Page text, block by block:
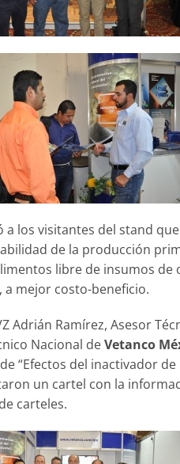
los visitantes del stand
de la producción
libre de insumos
mejor costo-beneficio.
Adrián Ramírez, Asesor
Nacional deVetanco
“Efectos del inactivador
un cartel con la
carteles.